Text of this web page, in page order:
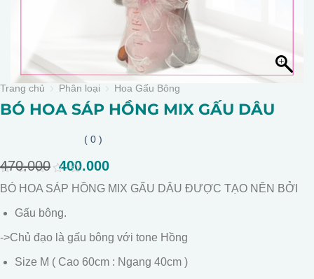
Trang chủ Phân loại Hoa Gấu Bông
BÓ HOA SÁP HỒNG MIX GẤU DÂU
0
out
5
( 0 )
470.000 Giá
gốc
là:
470.000.
400.000
tại
BÓ HOA SÁP HỒNG MIX GẤU DÂU ĐƯỢC TẠO NÊN BỞI
Gấu bông.
->Chủ đạo là gấu bông với tone Hồng
Size M ( Cao 60cm : Ngang 40cm )